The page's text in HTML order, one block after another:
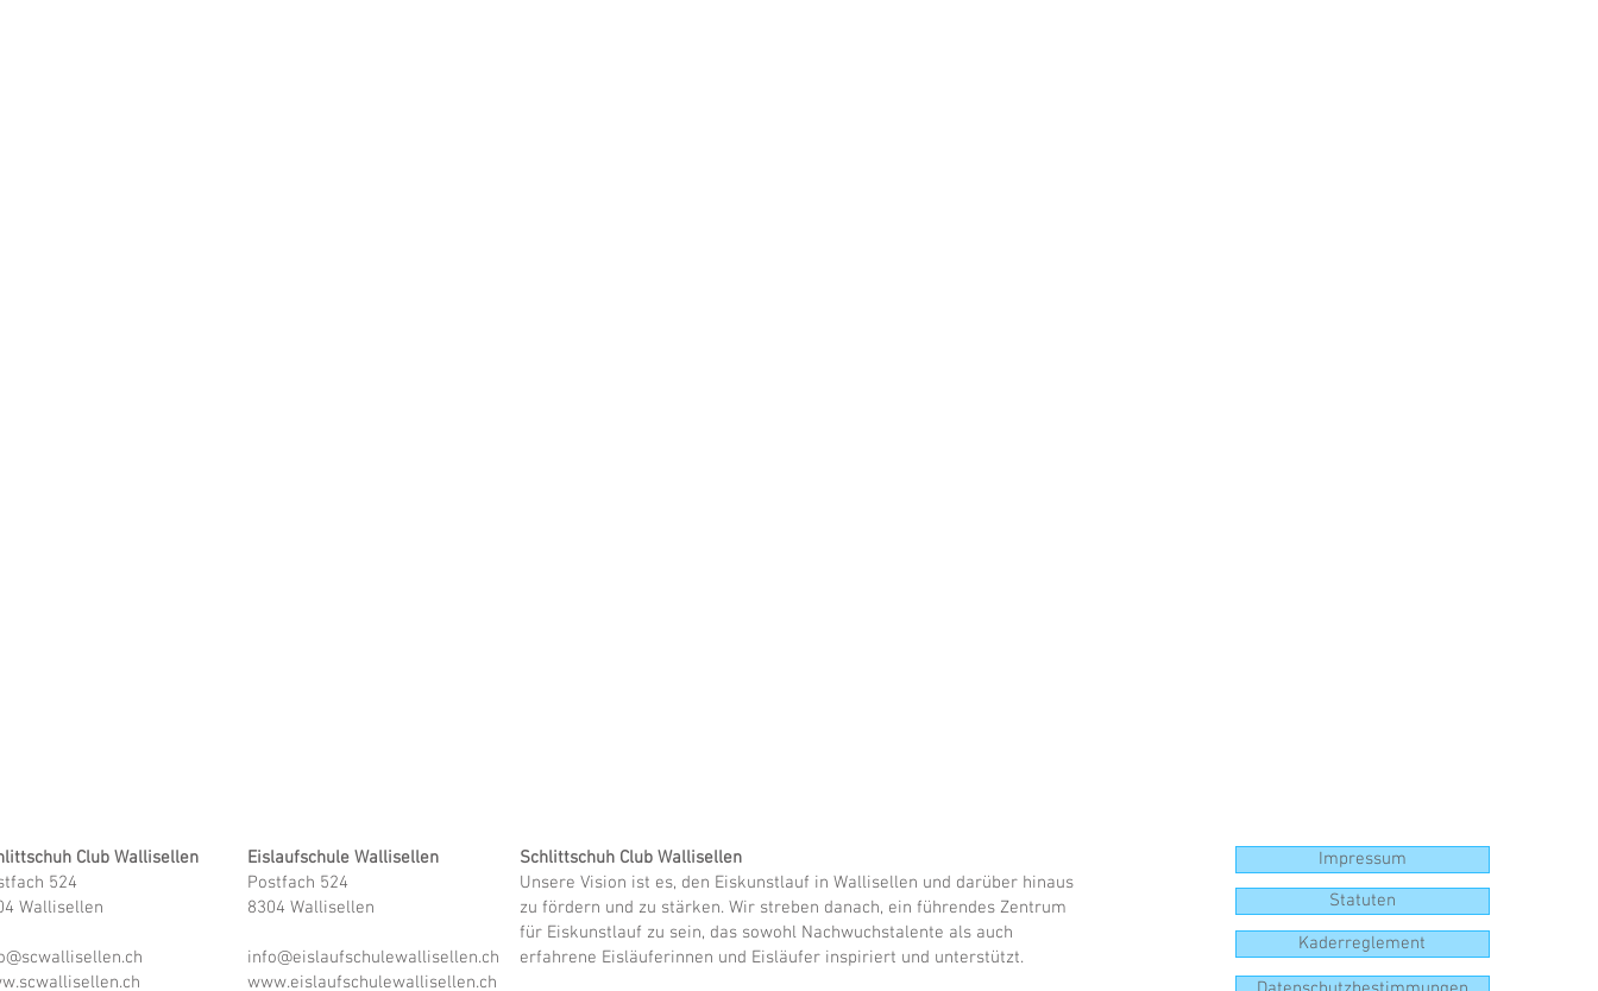
Club Wallisellen
524
Wallisellen
Eislaufschule Wallisellen
Postfach 524
8304 Wallisellen
info@eislaufschulewallisellen.ch
www.eislaufschulewallisellen.ch
Schlittschuh Club Wallisellen
Unsere Vision ist es, den Eiskunstlauf in Wallisellen und darüber hinaus
zu fördern und zu stärken. Wir streben danach, ein führendes Zentrum
für Eiskunstlauf zu sein, das sowohl Nachwuchstalente als auch
erfahrene Eisläuferinnen und Eisläufer inspiriert und unterstützt.
Impressum
Statuten
Kaderreglement